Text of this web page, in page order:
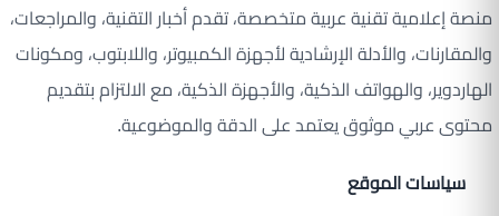
منصة إعلامية تقنية عربية متخصصة، تقدم أخبار التقنية، والمراجعات،
والمقارنات، والأدلة الإرشادية لأجهزة الكمبيوتر، واللابتوب، ومكونات
الهاردوير، والهواتف الذكية، والأجهزة الذكية، مع الالتزام بتقديم
محتوى عربي موثوق يعتمد على الدقة والموضوعية.
سياسات الموقع